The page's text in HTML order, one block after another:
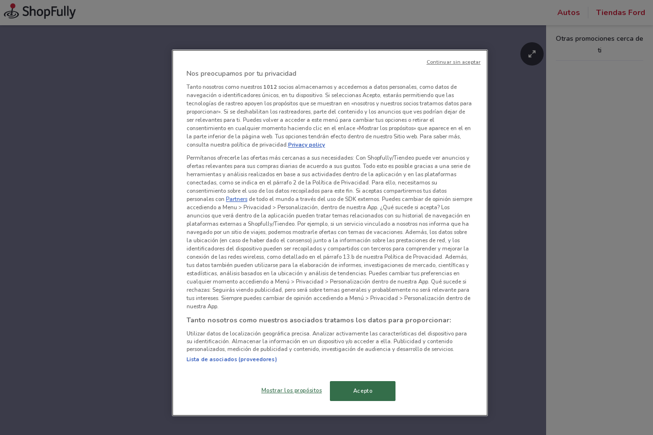
Autos Tiendas Ford
Otras promociones cerca de
ti
Nos preocupamos por tu privacidad
Tanto nosotros como nuestros 1012socios almacenamos y accedemos a datos personales, como datos de
navegación o identificadores únicos, en tu dispositivo. Si seleccionas Acepto, estarás permitiendo que las
tecnologías de rastreo apoyen los propósitos que se muestran en «nosotros y nuestros socios tratamos datos para
proporcionar». Si se deshabilitan los rastreadores, parte del contenido y los anuncios que ves podrían dejar de
ser relevantes para ti. Puedes volver a acceder a este menú para cambiar tus opciones o retirar el
consentimiento en cualquier momento haciendo clic en el enlace «Mostrar los propósitos» que aparece en el en
la parte inferior de la página web. Tus opciones tendrán efecto dentro de nuestro Sitio web. Para saber más,
consulta nuestra política de privacidad.Privacy policy
Permítanos ofrecerle las ofertas más cercanas a sus necesidades: Con Shopfully/Tiendeo puede ver anuncios y
ofertas relevantes para sus compras diarias de acuerdo a sus gustos. Todo esto es posible gracias a una serie de
herramientas y análisis realizados en base a sus actividades dentro de la aplicación y en las plataformas
conectadas, como se indica en el párrafo 2 de la Política de Privacidad. Para ello, necesitamos su
consentimiento sobre el uso de los datos recopilados para este fin. Si aceptas compartiremos tus datos
personales con Partners de todo el mundo a través del uso de SDK externos. Puedes cambiar de opinión siempre
accediendo a Menu > Privacidad > Personalización, dentro de nuestra App. ¿Qué sucede si acepta? Los
anuncios que verá dentro de la aplicación pueden tratar temas relacionados con su historial de navegación en
plataformas externas a Shopfully/Tiendeo. Por ejemplo, si un servicio vinculado a nosotros nos informa que ha
navegado por un sitio de viajes, podemos mostrarle ofertas con temas de vacaciones. Además, los datos sobre
la ubicación (en caso de haber dado el consenso) junto a la información sobre las prestaciones de red, y los
identificadores del dispositivo pueden ser recopilados y compartidos con terceros para comprender y mejorar la
conexión de las redes wireless, como detallado en el párrafo 13.b de nuestra Política de Provacidad. Además,
tus datos también pueden utilizarse para la elaboración de informes, investigaciones de mercado, científicas y
estadísticas, análisis basados en la ubicación y análisis de tendencias. Puedes cambiar tus preferencias en
cualquier momento accediendo a Menú > Privacidad > Personalización dentro de nuestra App. Qué sucede si
rechazas: Seguirás viendo publicidad, pero será sobre temas generales y probablemente no será relevante para
tus intereses. Siempre puedes cambiar de opinión accediendo a Menú > Privacidad > Personalización dentro de
nuestra App.
Tanto nosotros como nuestros asociados tratamos los datos para proporcionar:
Utilizar datos de localización geográfica precisa. Analizar activamente las características del dispositivo para
su identificación. Almacenar la información en un dispositivo y/o acceder a ella. Publicidad y contenido
personalizados, medición de publicidad y contenido, investigación de audiencia y desarrollo de servicios.
Lista de asociados (proveedores)
Mostrar los propósitos Acepto
Continuar sin aceptar